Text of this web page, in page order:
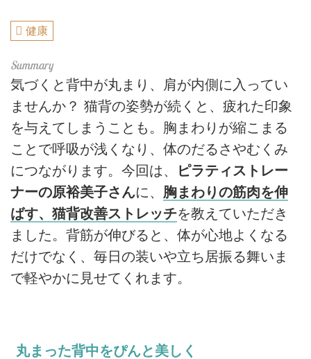
健康
気づくと背中が丸まり、肩が内側に入ってい
ませんか？ 猫背の姿勢が続くと、疲れた印象
を与えてしまうことも。胸まわりが縮こまる
ことで呼吸が浅くなり、体のだるさやむくみ
につながります。今回は、
ピラティストレー
ナーの原裕美子さんに、 胸まわりの筋肉を伸
ばす、猫背改善ストレッチを教えていただき
ました。背筋が伸びると、体が心地よくなる
だけでなく、毎日の装いや立ち居振る舞いま
で軽やかに見せてくれます。
丸まった背中をぴんと美しく